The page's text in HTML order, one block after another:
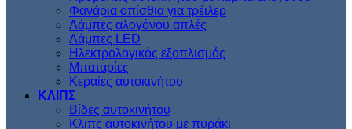
Φανάρια οπίσθια για τρέιλερ
Λάμπες αλογόνου απλές
Λάμπες LED
Ηλεκτρολογικός εξοπλισμός
Μπαταρίες
Κεραίες αυτοκινήτου
ΚΛΙΠΣ
Βίδες αυτοκινήτου
Kλιπς αυτοκινήτου με πυράκι